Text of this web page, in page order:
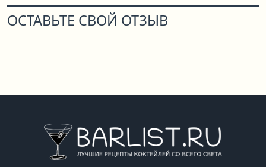
ОСТАВЬТЕ СВОЙ ОТЗЫВ